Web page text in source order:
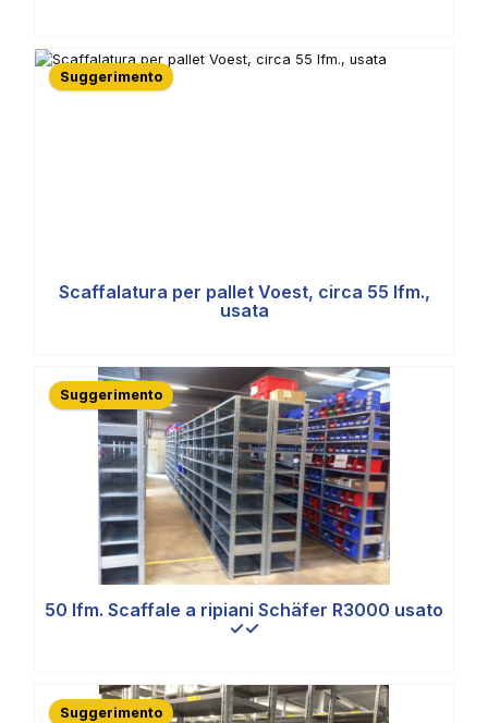
Suggerimento
Scaffalatura per pallet Voest, circa 55 lfm.,
usata
Suggerimento
50 lfm. Scaffale a ripiani Schäfer R3000 usato
✓✓
Suggerimento